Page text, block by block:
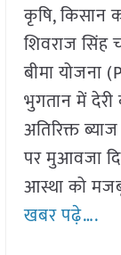
कृषि, किसान
शिवराज सिंह
बीमा योजना
भुगतान में
अतिरिक्त
पर मुआवजा
आस्था को
खबर पढ़े….